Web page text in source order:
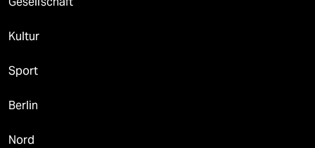
Kultur
Sport
Berlin
Nord